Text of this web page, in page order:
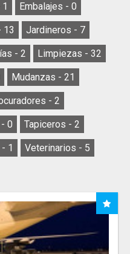
1 Embalajes - 0
13 Jardineros - 7
- 2 Limpiezas - 32
Mudanzas - 21
- 2
0 Tapiceros - 2
1 Veterinarios - 5